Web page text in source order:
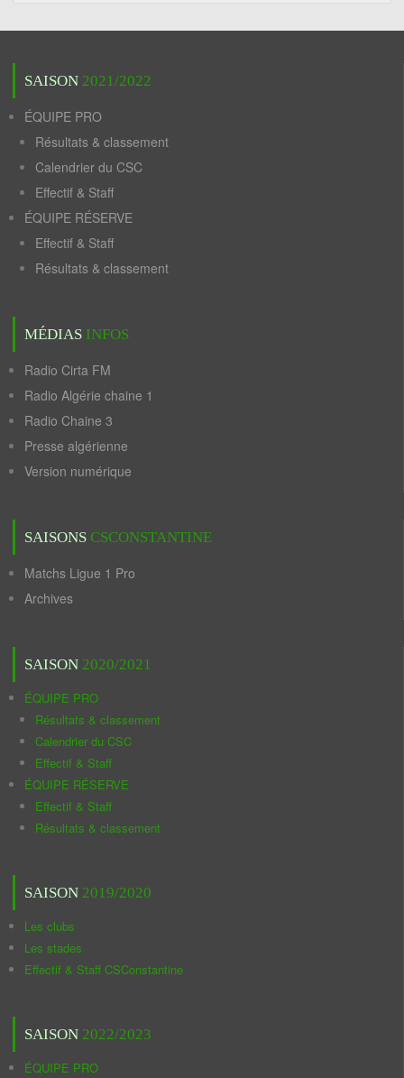
SAISON 2021/2022
ÉQUIPE PRO
Résultats & classement
Calendrier du CSC
Effectif & Staff
ÉQUIPE RÉSERVE
Effectif & Staff
Résultats & classement
MÉDIAS INFOS
Radio Cirta FM
Radio Algérie chaine 1
Radio Chaine 3
Presse algérienne
Version numérique
SAISONS CSCONSTANTINE
Matchs Ligue 1 Pro
Archives
SAISON 2020/2021
ÉQUIPE PRO
Résultats & classement
Calendrier du CSC
Effectif & Staff
ÉQUIPE RÉSERVE
Effectif & Staff
Résultats & classement
SAISON 2019/2020
Les clubs
Les stades
Effectif & Staff CSConstantine
SAISON 2022/2023
ÉQUIPE PRO